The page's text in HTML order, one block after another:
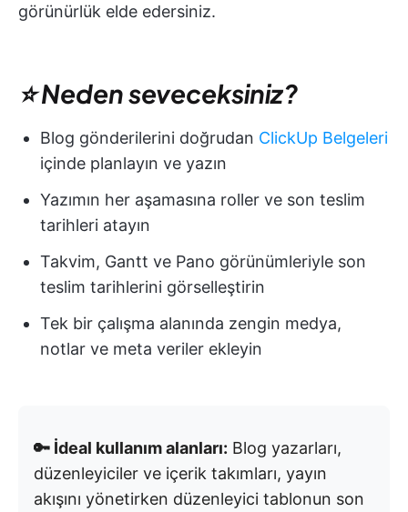
görünürlük elde edersiniz.
⭐ Neden seveceksiniz?
Blog gönderilerini doğrudan ClickUp Belgeleri
içinde planlayın ve yazın
Yazımın her aşamasına roller ve son teslim
tarihleri atayın
Takvim, Gantt ve Pano görünümleriyle son
teslim tarihlerini görselleştirin
Tek bir çalışma alanında zengin medya,
notlar ve meta veriler ekleyin
🔑 İdeal kullanım alanları: Blog yazarları,
düzenleyiciler ve içerik takımları, yayın
akışını yönetirken düzenleyici tablonun son